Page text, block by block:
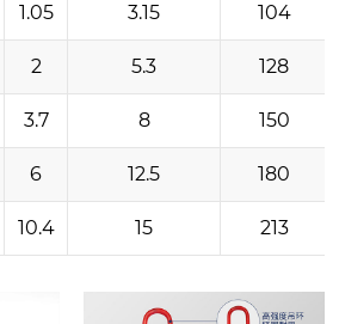
1.05 3.15 104
2 5.3 128
3.7 8 150
6 12.5 180
10.4 15 213